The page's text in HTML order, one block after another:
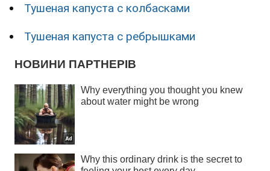
Тушеная капуста с колбасками
Тушеная капуста с ребрышками